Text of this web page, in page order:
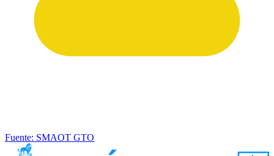
Fuente: SMAOT GTO